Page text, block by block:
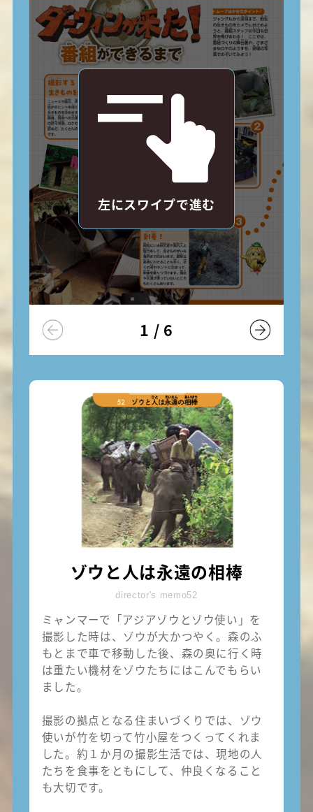
左にスワイプで進む
1 / 6
ゾウと人は永遠の相棒
director's memo52
ミャンマーで「アジアゾウとゾウ使い」を
撮影した時は、ゾウが大かつやく。森のふ
もとまで車で移動した後、森の奥に行く時
は重たい機材をゾウたちにはこんでもらい
ました。
撮影の拠点となる住まいづくりでは、ゾウ
使いが竹を切って竹小屋をつくってくれま
した。約１か月の撮影生活では、現地の人
たちを食事をともにして、仲良くなること
も大切です。